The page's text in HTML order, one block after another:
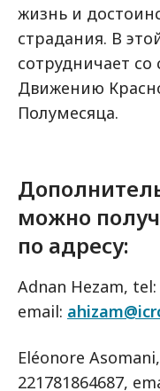
жизнь и
страдания. В
сотрудничает
Движению
Полумесяца.
можно
по адресу:
Adnan Hezam, tel:
email:
Eléonore
221781864687,